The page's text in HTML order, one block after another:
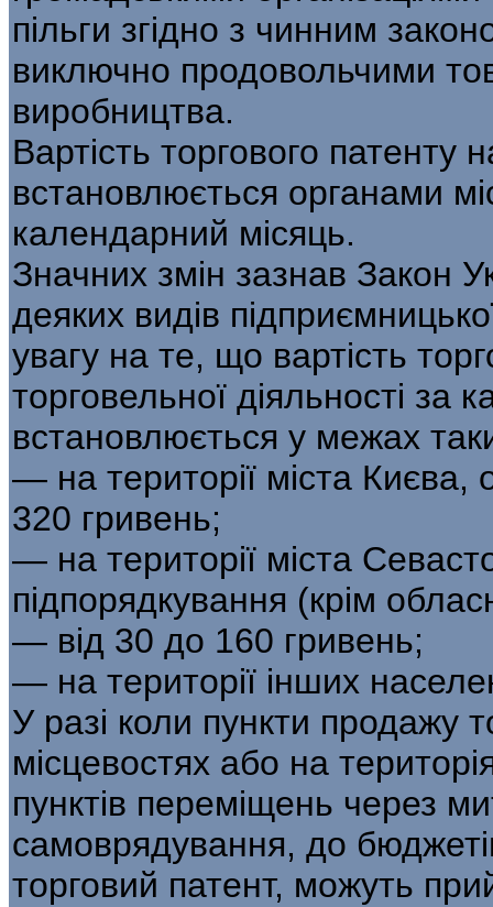
пільги згідно з чинним
виключно продовольчими
виробництва.
Вартість торгового патенту
встановлюється органами
календарний місяць.
Значних змін зазнав Закон
деяких видів
увагу на те, що вартість
торговельної діяльності за
встановлюється у межах
— на території міста
320 гривень;
— на території міста
підпорядкування (крім
— від 30 до 160 гривень;
— на території інших
У разі коли пункти продажу
місцевостях або на
пунктів переміщень через
самоврядування, до
торговий патент, можуть